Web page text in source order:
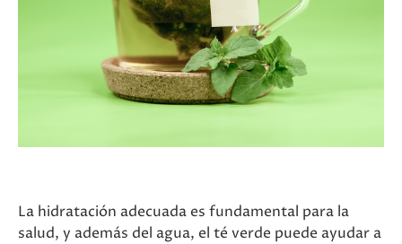
La hidratación adecuada es fundamental para la
salud, y además del agua, el té verde puede ayudar a